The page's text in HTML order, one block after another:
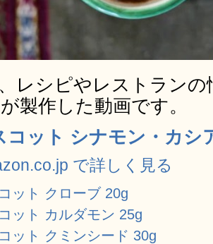
レシピやレストランの
が製作した動画です。
コット シナモン・カシ
で詳しく見る
ット クローブ 20g
ット カルダモン 25g
ット クミンシード 30g